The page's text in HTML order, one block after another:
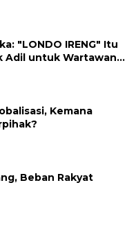
"LONDO IRENG" Itu
Kemana
Beban Rakyat